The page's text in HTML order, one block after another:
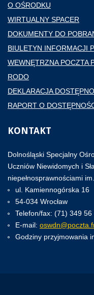
O OŚRODKU
WIRTUALNY SPACER
DOKUMENTY DO
BIULETYN INFORMACJI
WEWNĘTRZNA POCZTA
RODO
DEKLARACJA
RAPORT O
KONTAKT
Dolnośląski Specjalny
Uczniów Niewidomych i
niepełnosprawnościami
ul. Kamiennogórska 16
54-034 Wrocław
Telefon/fax: (71) 349 56
E-mail:
Godziny przyjmowania